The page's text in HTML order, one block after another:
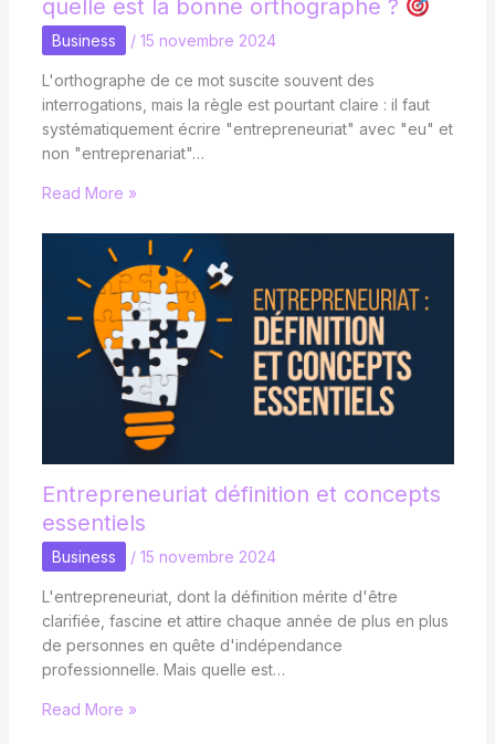
quelle est la bonne orthographe ?
Business / 15 novembre 2024
L'orthographe de ce mot suscite souvent des
interrogations, mais la règle est pourtant claire : il faut
systématiquement écrire "entrepreneuriat" avec "eu" et
non "entreprenariat"…
Read More »
Entrepreneuriat définition et concepts
essentiels
Business / 15 novembre 2024
L'entrepreneuriat, dont la définition mérite d'être
clarifiée, fascine et attire chaque année de plus en plus
de personnes en quête d'indépendance
professionnelle. Mais quelle est…
Read More »